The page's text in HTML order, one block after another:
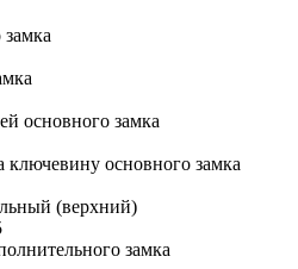
основного замка
ключевину основного замка
(верхний)
замка